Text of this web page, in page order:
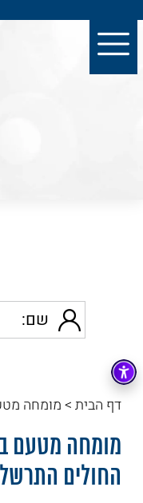
שם
דף הבית>מומחה
מומחה מטעם
החולים התרשל